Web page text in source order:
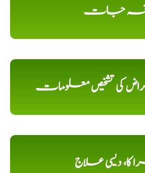
جات
کی تشخیص معلومات
کا، دیسی علاج